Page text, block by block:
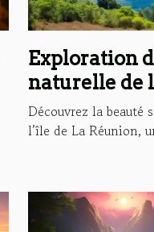
Exploration
naturelle de
Réunion: le
cascade
Découvrez la beauté
l’île de La Réunion,